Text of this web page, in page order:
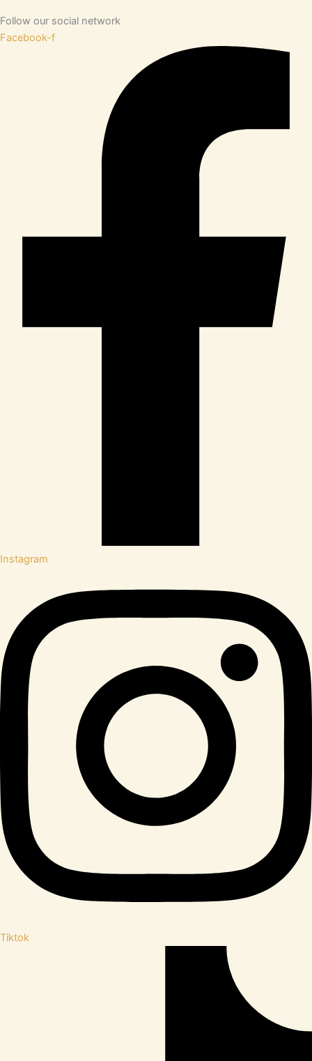
Follow our social network
Facebook-f
Instagram
Tiktok